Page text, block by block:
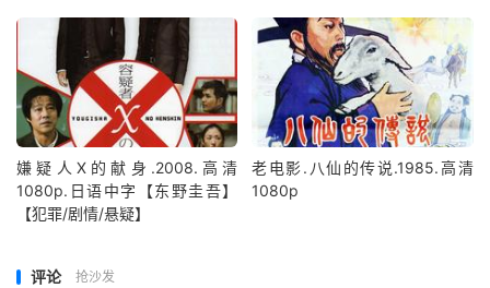
嫌疑人X的献身.2008.高清
1080p.日语中字【东野圭吾】
【犯罪/剧情/悬疑】
老电影.八仙的传说.1985.高清
1080p
评论 抢沙发